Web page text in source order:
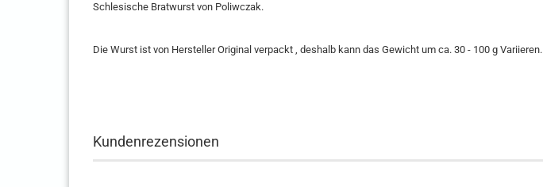
Schlesische Bratwurst von Poliwczak.
Die Wurst ist von Hersteller Original verpackt , deshalb kann das Gewicht um ca. 30 - 100 g Variieren.
Kundenrezensionen